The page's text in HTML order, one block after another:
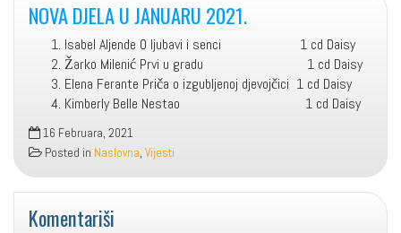
NOVA DJELA U JANUARU 2021.
Isabel Aljende O ljubavi i senci 1 cd Daisy
Žarko Milenić Prvi u gradu 1 cd Daisy
Elena Ferante Priča o izgubljenoj djevojčici 1 cd Daisy
Kimberly Belle Nestao 1 cd Daisy
16 Februara, 2021
Posted in Naslovna, Vijesti
Komentariši